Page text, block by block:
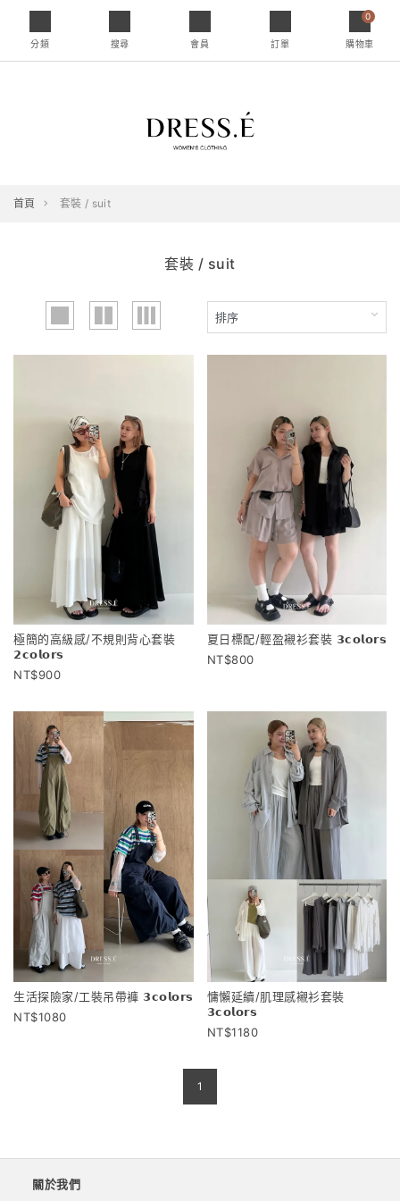
分類 搜尋 會員 訂單
0
購物車
首頁 套裝 / suit
套裝 / suit
極簡的高級感/不規則背心套裝
𝟮𝗰𝗼𝗹𝗼𝗿𝘀
900
夏日標配/輕盈襯衫套裝 𝟯𝗰𝗼𝗹𝗼𝗿𝘀
800
生活探險家/工裝吊帶褲 𝟯𝗰𝗼𝗹𝗼𝗿𝘀
1080
慵懶延續/肌理感襯衫套裝
𝟯𝗰𝗼𝗹𝗼𝗿𝘀
1180
1
關於我們